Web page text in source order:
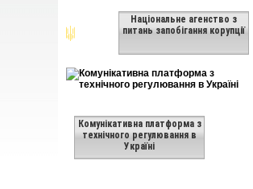
Національне агенство з
питань запобігання корупції
Комунікативна платформа з
технічного регулювання в
Україні